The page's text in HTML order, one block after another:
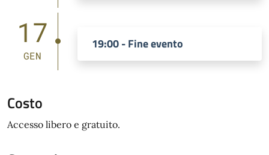
17
GEN
19:00 - Fine evento
Costo
Accesso libero e gratuito.